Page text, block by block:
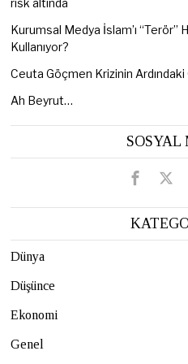
risk altında
Kurumsal Medya İslam’ı “Terör”
Kullanıyor?
Ceuta Göçmen Krizinin Ardındaki
Ah Beyrut…
SOSYAL
Dünya
Düşünce
Ekonomi
Genel